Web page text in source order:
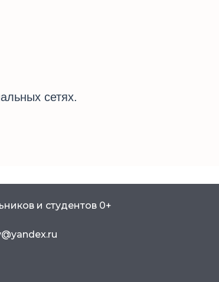
сетях.
и студентов 0+